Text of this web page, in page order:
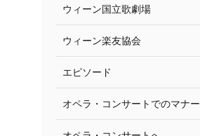
ウィーン国立歌劇場
ウィーン楽友協会
エピソード
オペラ・コンサートでのマナー